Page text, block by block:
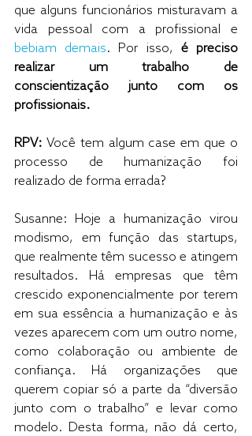
que alguns funcionários misturavam a
bebiam demais. Por isso, é preciso
realizar um trabalho de
conscientização junto com os
profissionais.
RPV: Você tem algum case em que o
processo de humanização foi
realizado de forma errada?
Susanne: Hoje a humanização virou
modismo, em função das startups,
que realmente têm sucesso e atingem
resultados. Há empresas que têm
crescido exponencialmente por terem
em sua essência a humanização e às
vezes aparecem com um outro nome,
como colaboração ou ambiente de
confiança. Há organizações que
querem copiar só a parte da “diversão
junto com o trabalho” e levar como
modelo. Desta forma, não dá certo,